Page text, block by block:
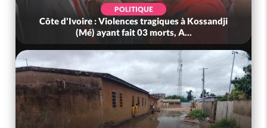
POLITIQUE
Côte d'Ivoire : 66è anniversaire de
l'indépendance, Alassane Ouattara prome...